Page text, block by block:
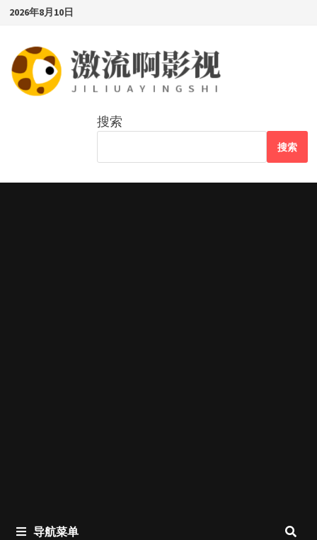
Skip
content
2026年8月10日
搜索
搜索
导航菜单